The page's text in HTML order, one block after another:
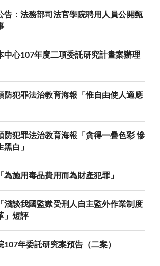
告：法務部司法官學院聘用人員公開甄
中心107年度二項委託研究計畫案辦理
防犯罪法治教育海報「惟自由使人適應
防犯罪法治教育海報「貪得一疊色彩 慘
黑白」
為施用毒品費用而為財產犯罪」
淺談我國監獄受刑人自主監外作業制度
」短評
107年委託研究案預告（二案）